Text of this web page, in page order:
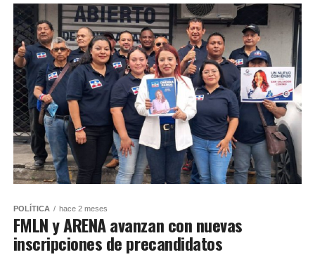
POLÍTICA hace 2 meses
FMLN y ARENA avanzan con nuevas
inscripciones de precandidatos